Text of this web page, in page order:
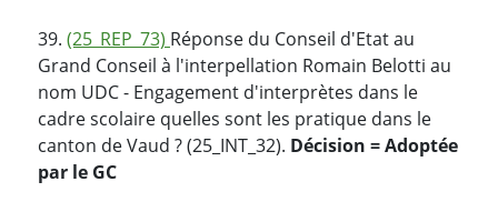
39. (25_REP_73) Réponse du Conseil d'Etat au
Grand Conseil à l'interpellation Romain Belotti au
nom UDC - Engagement d'interprètes dans le
cadre scolaire quelles sont les pratique dans le
canton de Vaud ? (25_INT_32). Décision = Adoptée
par le GC